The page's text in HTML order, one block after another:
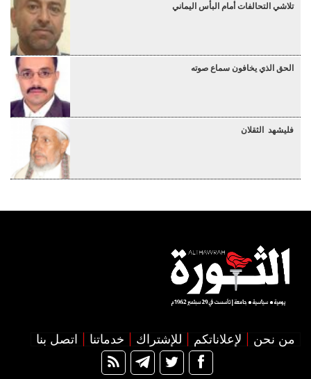
تلاشي التحالفات أمام البأس اليماني
الحق الذي يخافون سماع صوته
فليشهد الثقلان
من نحن لإعلاناتكم للإشتراك خدماتنا اتصل بنا